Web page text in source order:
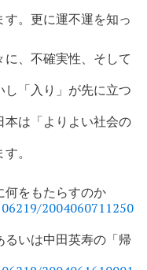
。更に運不運を知っ
、不確実性、そして
「入り」が先に立つ
本は「よりよい社会の
。
何をもたらすのか
2004060711250
るいは中田英寿の「帰